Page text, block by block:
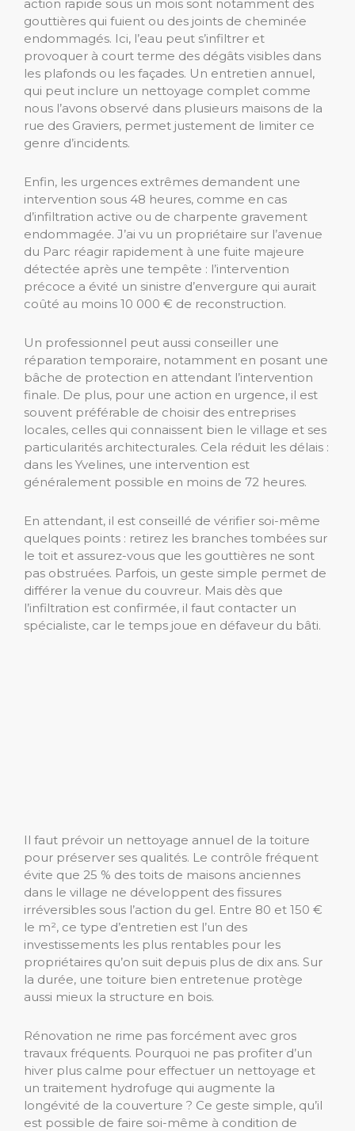
action rapide sous un mois sont notamment des
gouttières qui fuient ou des joints de cheminée
endommagés. Ici, l’eau peut s’infiltrer et
provoquer à court terme des dégâts visibles dans
les plafonds ou les façades. Un entretien annuel,
qui peut inclure un nettoyage complet comme
nous l’avons observé dans plusieurs maisons de la
rue des Graviers, permet justement de limiter ce
genre d’incidents.
Enfin, les urgences extrêmes demandent une
intervention sous 48 heures, comme en cas
d’infiltration active ou de charpente gravement
endommagée. J’ai vu un propriétaire sur l’avenue
du Parc réagir rapidement à une fuite majeure
détectée après une tempête : l’intervention
précoce a évité un sinistre d’envergure qui aurait
coûté au moins 10 000 € de reconstruction.
Un professionnel peut aussi conseiller une
réparation temporaire, notamment en posant une
bâche de protection en attendant l’intervention
finale. De plus, pour une action en urgence, il est
souvent préférable de choisir des entreprises
locales, celles qui connaissent bien le village et ses
particularités architecturales. Cela réduit les délais :
dans les Yvelines, une intervention est
généralement possible en moins de 72 heures.
En attendant, il est conseillé de vérifier soi-même
quelques points : retirez les branches tombées sur
le toit et assurez-vous que les gouttières ne sont
pas obstruées. Parfois, un geste simple permet de
différer la venue du couvreur. Mais dès que
l’infiltration est confirmée, il faut contacter un
spécialiste, car le temps joue en défaveur du bâti.
Il faut prévoir un nettoyage annuel de la toiture
pour préserver ses qualités. Le contrôle fréquent
évite que 25 % des toits de maisons anciennes
dans le village ne développent des fissures
irréversibles sous l’action du gel. Entre 80 et 150 €
le m², ce type d’entretien est l’un des
investissements les plus rentables pour les
propriétaires qu’on suit depuis plus de dix ans. Sur
la durée, une toiture bien entretenue protège
aussi mieux la structure en bois.
Rénovation ne rime pas forcément avec gros
travaux fréquents. Pourquoi ne pas profiter d’un
hiver plus calme pour effectuer un nettoyage et
un traitement hydrofuge qui augmente la
longévité de la couverture ? Ce geste simple, qu’il
est possible de faire soi-même à condition de